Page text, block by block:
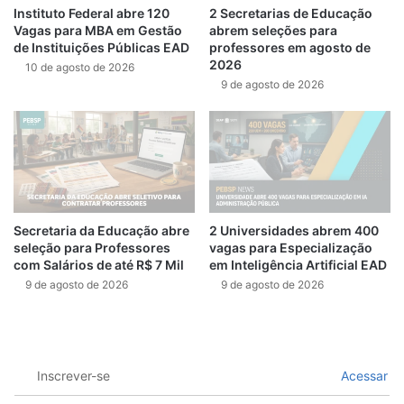
Instituto Federal abre 120
Vagas para MBA em Gestão
de Instituições Públicas EAD
10 de agosto de 2026
2 Secretarias de Educação
abrem seleções para
professores em agosto de
2026
9 de agosto de 2026
Secretaria da Educação abre
seleção para Professores
com Salários de até R$ 7 Mil
9 de agosto de 2026
2 Universidades abrem 400
vagas para Especialização
em Inteligência Artificial EAD
9 de agosto de 2026
Inscrever-se Acessar